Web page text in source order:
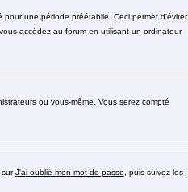
une période préétablie. Ceci permet d'éviter
accédez au forum en utilisant un ordinateur
ou vous-même. Vous serez compté
surJ'ai oublié mon mot de passe , puis suivez les